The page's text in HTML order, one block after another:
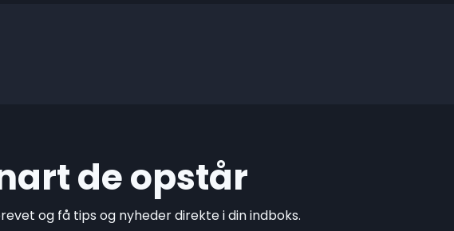
de opstår
og få tips og nyheder direkte i din indboks.